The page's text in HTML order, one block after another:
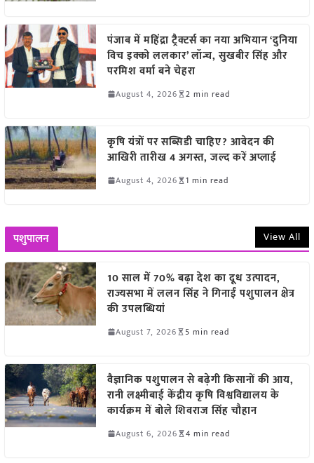
पंजाब में महिंद्रा ट्रैक्टर्स का नया अभियान ‘दुनिया
विच इक्को ललकार’ लॉन्च, सुखबीर सिंह और
परमिश वर्मा बने चेहरा
August 4, 2026 2 min read
कृषि यंत्रों पर सब्सिडी चाहिए? आवेदन की
आखिरी तारीख 4 अगस्त, जल्द करें अप्लाई
August 4, 2026 1 min read
पशुपालन View All
10 साल में 70% बढ़ा देश का दूध उत्पादन,
राज्यसभा में ललन सिंह ने गिनाईं पशुपालन क्षेत्र
की उपलब्धियां
August 7, 2026 5 min read
वैज्ञानिक पशुपालन से बढ़ेगी किसानों की आय,
रानी लक्ष्मीबाई केंद्रीय कृषि विश्वविद्यालय के
कार्यक्रम में बोले शिवराज सिंह चौहान
August 6, 2026 4 min read